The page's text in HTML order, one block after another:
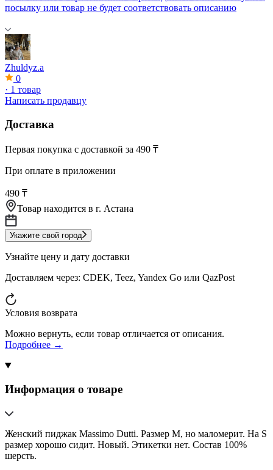
посылку или товар не будет соответствовать описанию
Zhuldyz.a
0
· 1 товар
Написать продавцу
Доставка
Первая покупка с доставкой за 490 ₸
При оплате в приложении
490 ₸
Товар находится в г. Астана
Укажите свой город
Узнайте цену и дату доставки
Доставляем через: CDEK, Teez, Yandex Go или QazPost
Условия возврата
Можно вернуть, если товар отличается от описания.
Подробнее →
Информация о товаре
Женский пиджак Massimo Dutti. Размер М, но маломерит. На S
размер хорошо сидит. Новый. Этикетки нет. Состав 100%
шерсть.